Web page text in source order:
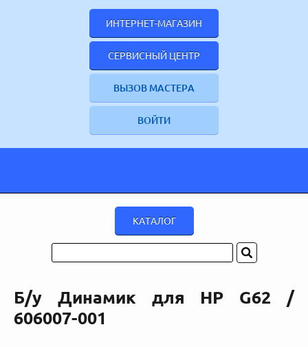
ИНТЕРНЕТ-МАГАЗИН
СЕРВИСНЫЙ ЦЕНТР
ВЫЗОВ МАСТЕРА
ВОЙТИ
Б/у Динамик для HP G62 /
606007-001